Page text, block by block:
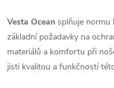
Vesta Ocean splňuje normu
základní požadavky na
materiálů a komfortu při
jisti kvalitou a funkčností